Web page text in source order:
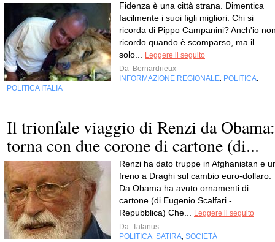
Fidenza è una città strana. Dimentica
facilmente i suoi figli migliori. Chi si
ricorda di Pippo Campanini? Anch'io
ricordo quando è scomparso, ma il
solo...
Leggere il seguito
Da Bernardrieux
INFORMAZIONE REGIONALE POLITICA
POLITICA ITALIA
Il trionfale viaggio di Renzi da Obama:
torna con due corone di cartone (di...
Renzi ha dato truppe in Afghanistan e
freno a Draghi sul cambio euro-dollaro.
Da Obama ha avuto ornamenti di
cartone (di Eugenio Scalfari -
Repubblica) Che...
Leggere il seguito
Da Tafanus
POLITICA SATIRA SOCIETÀ